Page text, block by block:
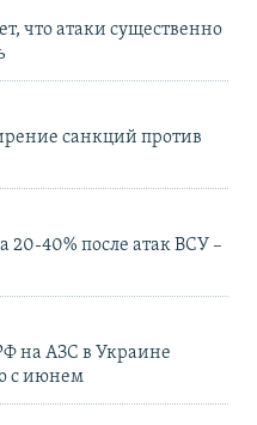
что атаки существенно
санкций против
40% после атак ВСУ –
на АЗС в Украине
с июнем